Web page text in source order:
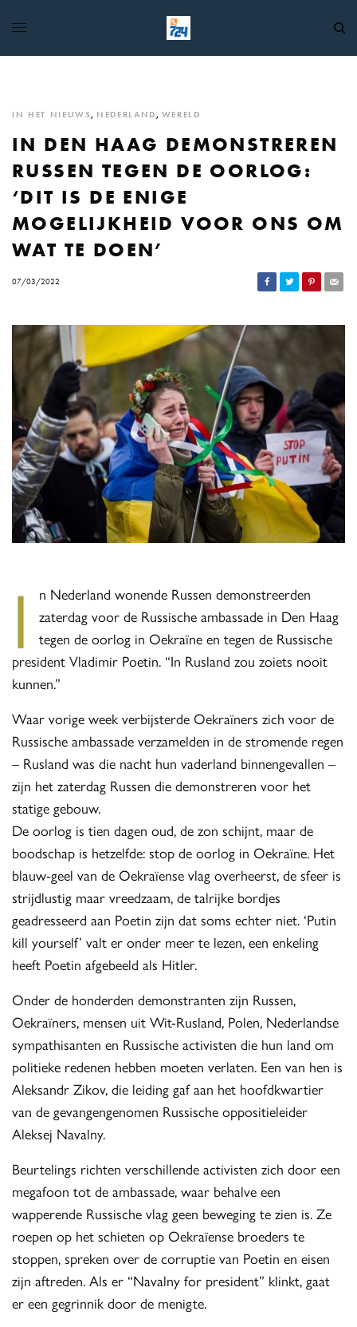
IN HET NIEUWS, NEDERLAND , WERELD
IN DEN HAAG DEMONSTREREN
RUSSEN TEGEN DE OORLOG:
‘DIT IS DE ENIGE
MOGELIJKHEID VOOR ONS OM
WAT TE DOEN’
07/03/2022
I
n Nederland wonende Russen demonstreerden
zaterdag voor de Russische ambassade in Den Haag
tegen de oorlog in Oekraïne en tegen de Russische
president Vladimir Poetin. “In Rusland zou zoiets nooit
kunnen.”
Waar vorige week verbijsterde Oekraïners zich voor de
Russische ambassade verzamelden in de stromende regen
– Rusland was die nacht hun vaderland binnengevallen –
zijn het zaterdag Russen die demonstreren voor het
statige gebouw.
De oorlog is tien dagen oud, de zon schijnt, maar de
boodschap is hetzelfde: stop de oorlog in Oekraïne. Het
blauw-geel van de Oekraïense vlag overheerst, de sfeer is
strijdlustig maar vreedzaam, de talrijke bordjes
geadresseerd aan Poetin zijn dat soms echter niet. ‘Putin
kill yourself’ valt er onder meer te lezen, een enkeling
heeft Poetin afgebeeld als Hitler.
Onder de honderden demonstranten zijn Russen,
Oekraïners, mensen uit Wit-Rusland, Polen, Nederlandse
sympathisanten en Russische activisten die hun land om
politieke redenen hebben moeten verlaten. Een van hen is
Aleksandr Zikov, die leiding gaf aan het hoofdkwartier
van de gevangengenomen Russische oppositieleider
Aleksej Navalny.
Beurtelings richten verschillende activisten zich door een
megafoon tot de ambassade, waar behalve een
wapperende Russische vlag geen beweging te zien is. Ze
roepen op het schieten op Oekraïense broeders te
stoppen, spreken over de corruptie van Poetin en eisen
zijn aftreden. Als er “Navalny for president” klinkt, gaat
er een gegrinnik door de menigte.